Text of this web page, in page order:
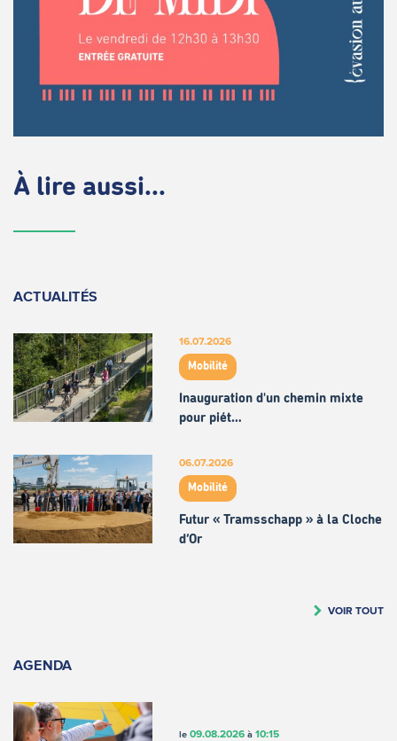
À lire aussi...
ACTUALITÉS
16.07.2026
Mobilité
Inauguration d'un chemin mixte
pour piét…
06.07.2026
Mobilité
Futur « Tramsschapp » à la Cloche
d’Or
VOIR TOUT
AGENDA
le 09.08.2026à 10:15